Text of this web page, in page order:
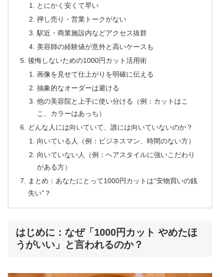
とにかく安くて早い
押し売り・営業トークがない
駅近・商業施設内などアクセス抜群
美容師の経験値が意外と高いケースも
後悔しないための1000円カット活用術
画像を見せて仕上がりを明確に伝える
抽象的なオーダーは避ける
他の美容院と上手に使い分ける（例：カットはこ
こ、カラーはあっち）
どんな人には向いていて、誰には向いていないのか？
向いている人（例：ビジネスマン、時間のない方）
向いていない人（例：ヘアスタイルに強いこだわり
がある方）
まとめ：あなたにとって1000円カットは“安物買いの銭
失い”？
はじめに：なぜ「1000円カット やめたほ
うがいい」と言われるのか？